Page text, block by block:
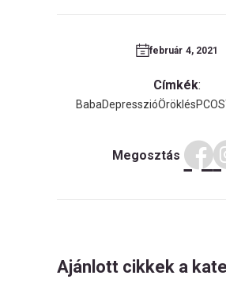
február 4, 2021
Címkék:
BabaDepresszióÖröklésPCOS
Megosztás
Ajánlott cikkek a